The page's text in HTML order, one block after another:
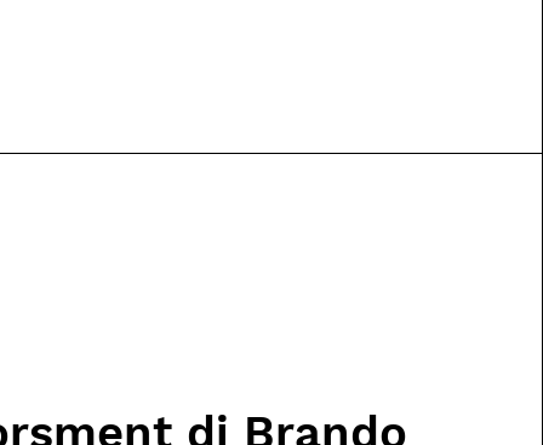
di Brando